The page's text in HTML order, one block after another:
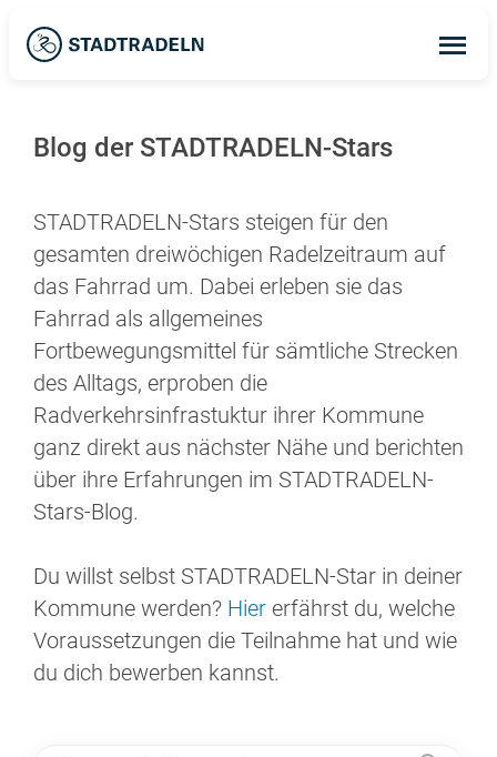
Blog der STADTRADELN-Stars
STADTRADELN-Stars steigen für den
gesamten dreiwöchigen Radelzeitraum auf
das Fahrrad um. Dabei erleben sie das
Fahrrad als allgemeines
Fortbewegungsmittel für sämtliche Strecken
des Alltags, erproben die
Radverkehrsinfrastuktur ihrer Kommune
ganz direkt aus nächster Nähe und berichten
über ihre Erfahrungen im STADTRADELN-
Stars-Blog.
Du willst selbst STADTRADELN-Star in deiner
Kommune werden? Hier erfährst du, welche
Voraussetzungen die Teilnahme hat und wie
du dich bewerben kannst.